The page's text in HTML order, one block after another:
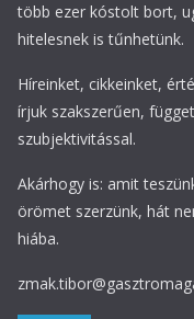
több ezer kóstolt bort,
hitelesnek is tűnhetünk.
Híreinket, cikkeinket,
írjuk szakszerűen,
szubjektivitással.
Akárhogy is: amit
örömet szerzünk, hát
hiába.